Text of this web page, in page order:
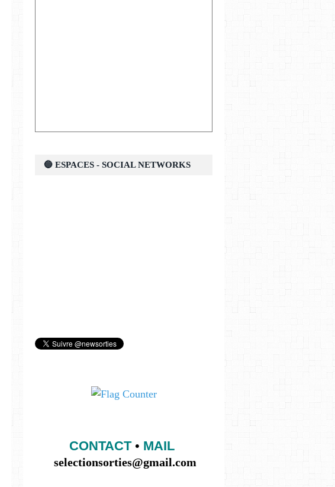
🔵 ESPACES - SOCIAL NETWORKS
CONTACT• MAIL
selectionsorties@gmail.com